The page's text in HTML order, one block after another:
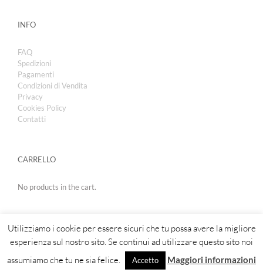
INFO
FAQ
Spedizioni
Pagamenti
Condizioni di Vendita
Privacy
Cookies Policy
Contatti
CARRELLO
No products in the cart.
Copyright 2019 | Royal Cosmetic
Utilizziamo i cookie per essere sicuri che tu possa avere la migliore
esperienza sul nostro sito. Se continui ad utilizzare questo sito noi
assumiamo che tu ne sia felice.
Accetto Maggiori informazioni